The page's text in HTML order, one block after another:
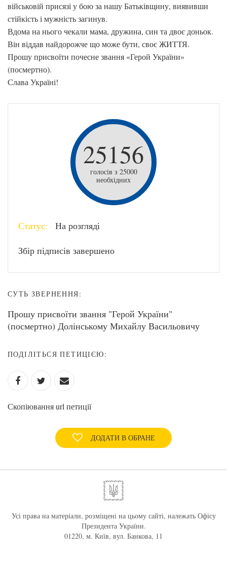
військовій присязі у бою за нашу Батьківщину, виявивши
стійкість і мужність загинув.
Вдома на нього чекали мама, дружина, син та двоє доньок.
Він віддав найдорожче що може бути, своє ЖИТТЯ.
Прошу присвоїти почесне звання «Герой України»
(посмертно).
Слава Україні!
25156
голосів з 25000
необхідних
Статус: На розгляді
Збір підписів завершено
СУТЬ ЗВЕРНЕННЯ:
Прошу присвоїти звання "Герой України"
(посмертно) Долінському Михайлу Васильовичу
ПОДІЛІТЬСЯ ПЕТИЦІЄЮ:
Скопіювання url петиції
ДОДАТИ В ОБРАНЕ
Усі права на матеріали, розміщені на цьому сайті, належать Офісу
Президента України.
01220, м. Київ, вул. Банкова, 11